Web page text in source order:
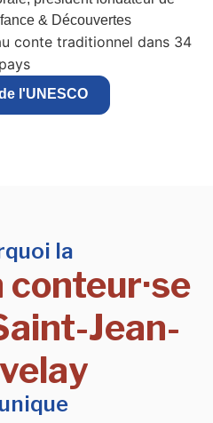
& Découvertes
conte traditionnel dans 34
pays
l'UNESCO
la
Jean-